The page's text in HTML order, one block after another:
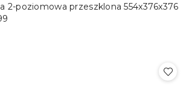
2-poziomowa przeszklona 554x376x376